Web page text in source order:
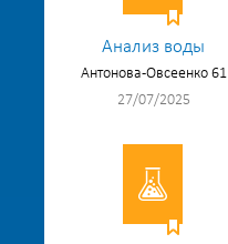
Анализ воды
Антонова-Овсеенко 61
27/07/2025